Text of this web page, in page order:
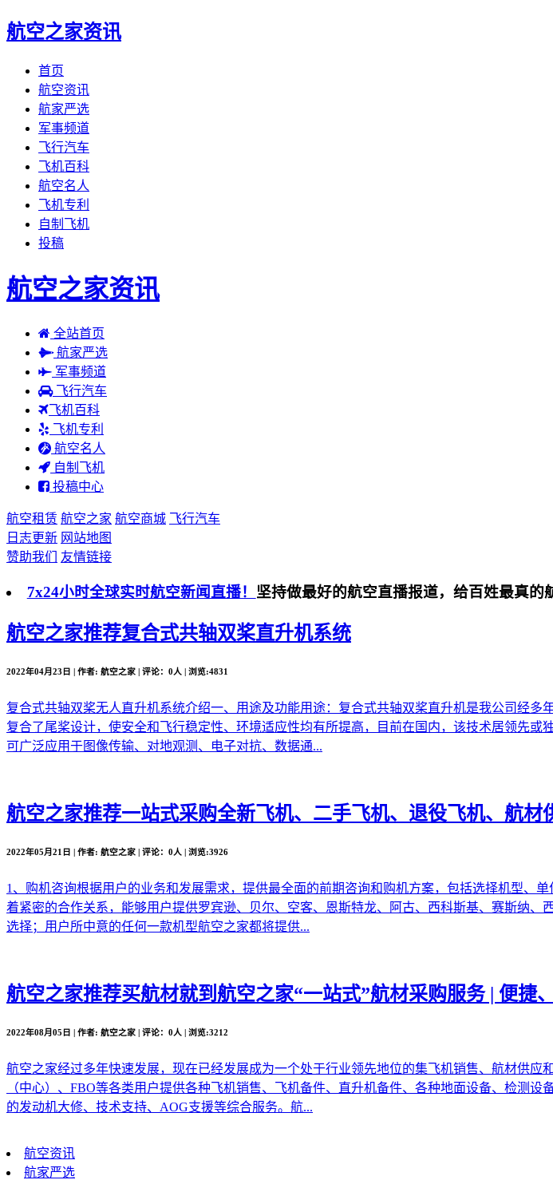
航空之家资讯
首页
航空资讯
航家严选
军事频道
飞行汽车
飞机百科
航空名人
飞机专利
自制飞机
投稿
航空之家资讯
全站首页
航家严选
军事频道
飞行汽车
飞机百科
飞机专利
航空名人
自制飞机
投稿中心
航空租赁 航空之家 航空商城 飞行汽车
日志更新 网站地图
赞助我们
友情链接
7x24小时全球实时航空新闻直播！ 坚持做最好的航空直播报道，给百姓最真的
航空之家推荐复合式共轴双桨直升机系统
2022年04月23日 | 作者: 航空之家 | 评论：0人 | 浏览:4831
复合式共轴双桨无人直升机系统介绍一、用途及功能用途：复合式共轴双桨直升机是我公司经
复合了尾桨设计，使安全和飞行稳定性、环境适应性均有所提高，目前在国内，该技术居领先
可广泛应用于图像传输、对地观测、电子对抗、数据通...
航空之家推荐一站式采购全新飞机、二手飞机、退役飞机、航材
2022年05月21日 | 作者: 航空之家 | 评论：0人 | 浏览:3926
1、购机咨询根据用户的业务和发展需求，提供最全面的前期咨询和购机方案，包括选择机型、
着紧密的合作关系，能够用户提供罗宾逊、贝尔、空客、恩斯特龙、阿古、西科斯基、赛斯纳
选择；用户所中意的任何一款机型航空之家都将提供...
航空之家推荐买航材就到航空之家“一站式”航材采购服务 | 便捷
2022年08月05日 | 作者: 航空之家 | 评论：0人 | 浏览:3212
航空之家经过多年快速发展，现在已经发展成为一个处于行业领先地位的集飞机销售、航材供
（中心）、FBO等各类用户提供各种飞机销售、飞机备件、直升机备件、各种地面设备、检测
的发动机大修、技术支持、AOG支援等综合服务。航...
航空资讯
航家严选